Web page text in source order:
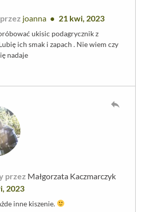
joanna 21 kwi, 2023
ukisic podagrycznik z
ich smak i zapach . Nie wiem czy
nadaje
przez Małgorzata Kaczmarczyk
2023
inne kiszenie.
reply